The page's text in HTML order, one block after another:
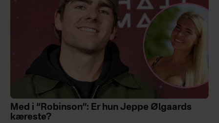
Med i “Robinson”: Er hun Jeppe Ølgaards
kæreste?